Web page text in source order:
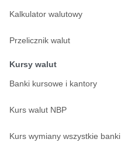
Kalkulator walutowy
Przelicznik walut
Kursy walut
Banki kursowe i kantory
Kurs walut NBP
Kurs wymiany wszystkie banki